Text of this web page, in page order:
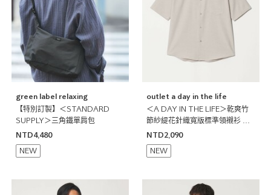
green label relaxing
【特別訂製】＜STANDARD
SUPPLY＞三角鐵單肩包
NTD4,480
NEW
outlet a day in the life
＜A DAY IN THE LIFE＞乾爽竹
節紗緹花針織寬版標準領襯衫 吸
水速乾
NTD2,090
NEW